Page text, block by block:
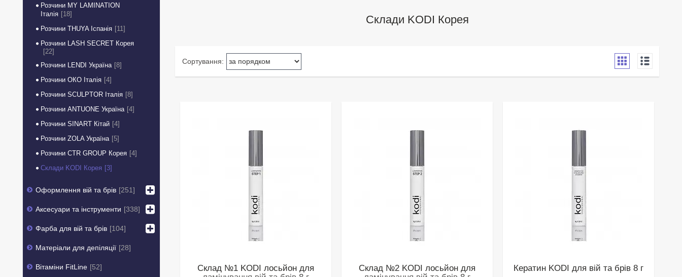
Склади KODI Корея
Склад №1 KODI лосьйон для
Склад №2 KODI лосьйон для
Кератин KODI для вій та брів 8 г
Розчини MY LAMINATION
Італія
18
Розчини THUYA Іспанія
11
Розчини LASH SECRET Корея
22
Розчини LENDI Україна 8
Розчини ОКО Італія 4
Розчини SCULPTOR Італія 8
Розчини ANTUONE Україна 4
Розчини SINART Кітай 4
Розчини ZOLA Україна 5
Розчини CTR GROUP Корея 4
Склади KODI Корея
3
Оформлення вій та брів 251
Аксесуари та інструменти 338
Фарба для вій та брів 104
Матеріали для депіляції 28
Вітаміни FitLine 52